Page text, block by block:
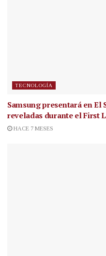
TECNOLOGÍA
Samsung presentará en
reveladas durante el First
HACE 7 MESES